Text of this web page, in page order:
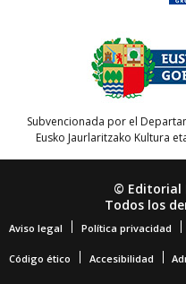
Subvencionada por el
Eusko Jaurlaritzako Kultura
© Editorial
Todos los
Aviso legal Política privacidad
Código ético Accesibilidad